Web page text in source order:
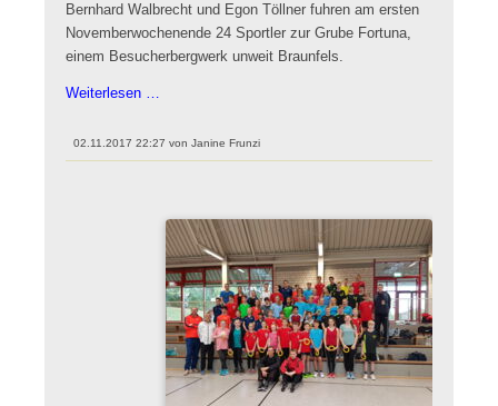
Bernhard Walbrecht und Egon Töllner fuhren am ersten
Novemberwochenende 24 Sportler zur Grube Fortuna,
einem Besucherbergwerk unweit Braunfels.
Weiterlesen …
02.11.2017 22:27 vonJanine Frunzi